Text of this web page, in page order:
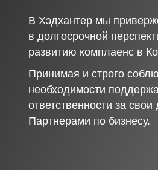
В Хэдхантер мы
в долгосрочной
развитию комплаенс в
Принимая и строго
необходимости
ответственности за
Партнерами по бизнесу.